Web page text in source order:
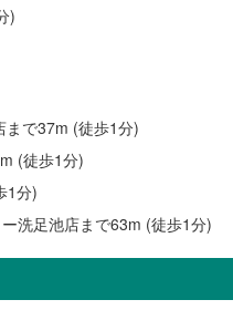
)
まで37m (徒歩1分)
(徒歩1分)
1分)
洗足池店まで63m (徒歩1分)